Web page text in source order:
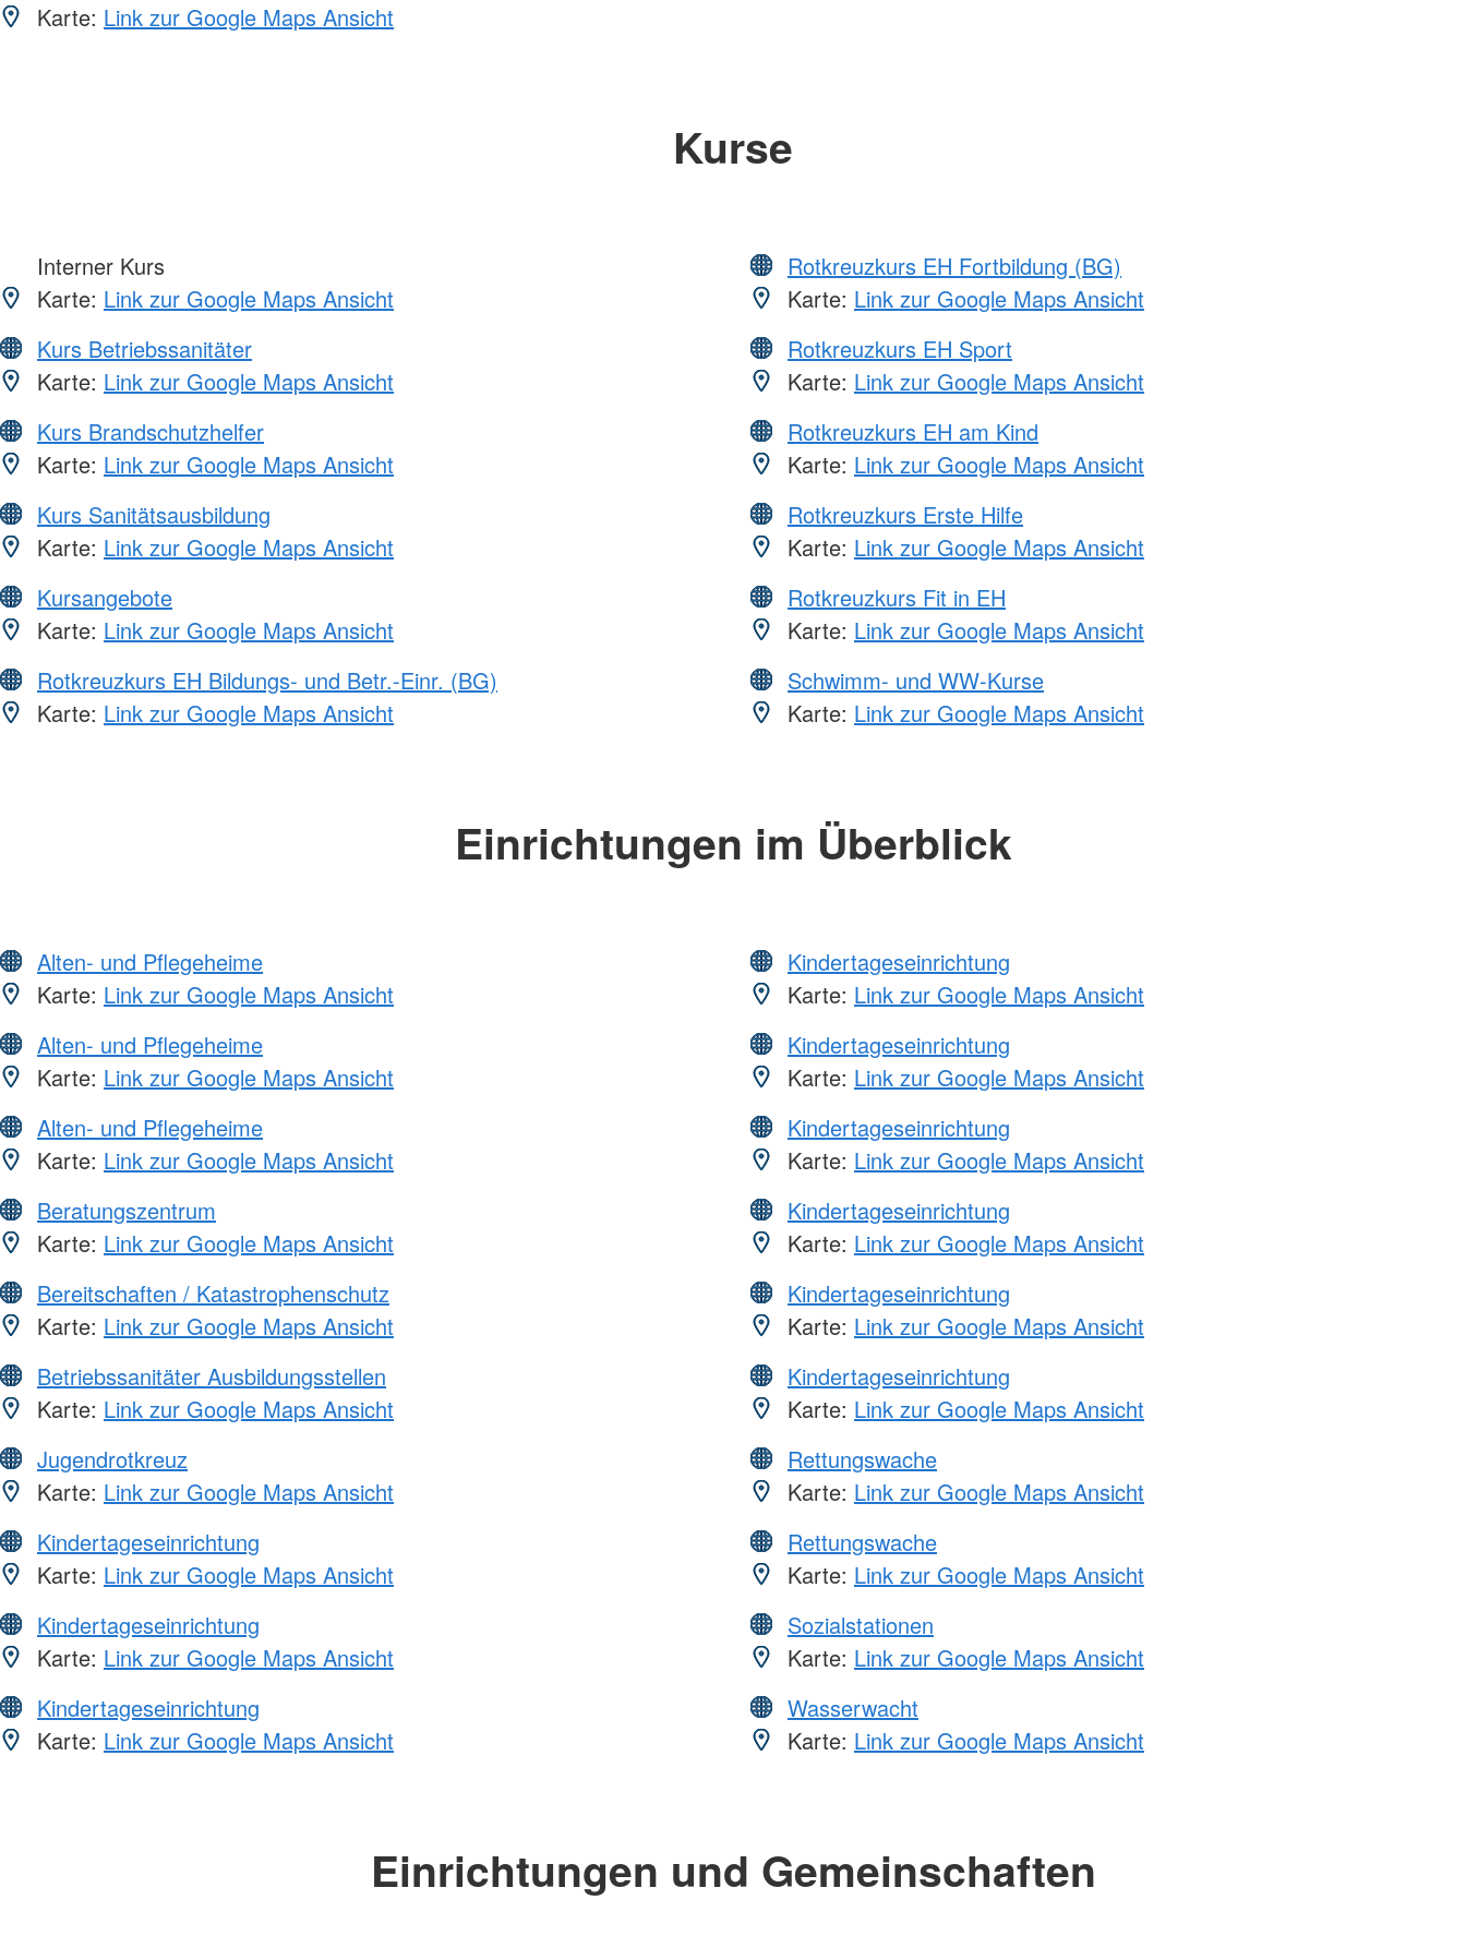
Karte: Link zur Google Maps Ansicht
Kurse
Interner Kurs
Karte: Link zur Google Maps Ansicht
Kurs Betriebssanitäter
Karte: Link zur Google Maps Ansicht
Kurs Brandschutzhelfer
Karte: Link zur Google Maps Ansicht
Kurs Sanitätsausbildung
Karte: Link zur Google Maps Ansicht
Kursangebote
Karte: Link zur Google Maps Ansicht
Rotkreuzkurs EH Bildungs- und Betr.-Einr. (BG)
Karte: Link zur Google Maps Ansicht
Rotkreuzkurs EH Fortbildung (BG)
Karte: Link zur Google Maps Ansicht
Rotkreuzkurs EH Sport
Karte: Link zur Google Maps Ansicht
Rotkreuzkurs EH am Kind
Karte: Link zur Google Maps Ansicht
Rotkreuzkurs Erste Hilfe
Karte: Link zur Google Maps Ansicht
Rotkreuzkurs Fit in EH
Karte: Link zur Google Maps Ansicht
Schwimm- und WW-Kurse
Karte: Link zur Google Maps Ansicht
Einrichtungen im Überblick
Alten- und Pflegeheime
Karte: Link zur Google Maps Ansicht
Alten- und Pflegeheime
Karte: Link zur Google Maps Ansicht
Alten- und Pflegeheime
Karte: Link zur Google Maps Ansicht
Beratungszentrum
Karte: Link zur Google Maps Ansicht
Bereitschaften / Katastrophenschutz
Karte: Link zur Google Maps Ansicht
Betriebssanitäter Ausbildungsstellen
Karte: Link zur Google Maps Ansicht
Jugendrotkreuz
Karte: Link zur Google Maps Ansicht
Kindertageseinrichtung
Karte: Link zur Google Maps Ansicht
Kindertageseinrichtung
Karte: Link zur Google Maps Ansicht
Kindertageseinrichtung
Karte: Link zur Google Maps Ansicht
Kindertageseinrichtung
Karte: Link zur Google Maps Ansicht
Kindertageseinrichtung
Karte: Link zur Google Maps Ansicht
Kindertageseinrichtung
Karte: Link zur Google Maps Ansicht
Kindertageseinrichtung
Karte: Link zur Google Maps Ansicht
Kindertageseinrichtung
Karte: Link zur Google Maps Ansicht
Kindertageseinrichtung
Karte: Link zur Google Maps Ansicht
Rettungswache
Karte: Link zur Google Maps Ansicht
Rettungswache
Karte: Link zur Google Maps Ansicht
Sozialstationen
Karte: Link zur Google Maps Ansicht
Wasserwacht
Karte: Link zur Google Maps Ansicht
Einrichtungen und Gemeinschaften